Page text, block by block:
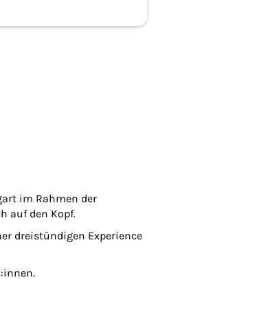
im Rahmen der
auf den Kopf.
dreistündigen Experience